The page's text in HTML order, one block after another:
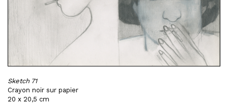
Sketch 71
Crayon noir sur papier
20 x 20,5 cm